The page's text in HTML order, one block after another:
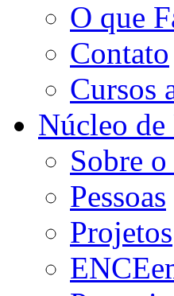
O que
Contato
Cursos
Núcleo de
Sobre
Pessoas
Projetos